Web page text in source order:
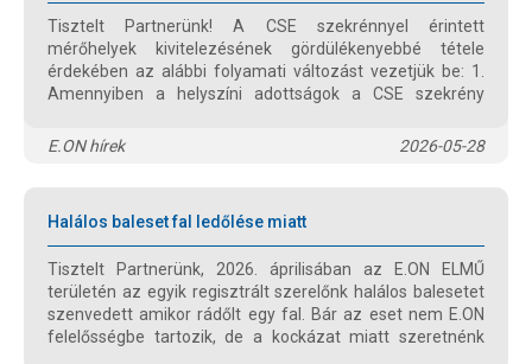
Tisztelt Partnerünk! A CSE szekrénnyel érintett
mérőhelyek kivitelezésének gördülékenyebbé tétele
érdekében az alábbi folyamati változást vezetjük be: 1.
Amennyiben a helyszíni adottságok a CSE szekrény
indítsák el az igénybejelentést. 2. Az igényre kiadott
gépkönyvben leírt technológiai elvárások szigorú
betartása mellet történhet.
E.ON hírek 2026-05-28
Halálos baleset fal ledőlése miatt
Tisztelt Partnerünk, 2026. áprilisában az E.ON ELMŰ
területén az egyik regisztrált szerelőnk halálos balesetet
szenvedett amikor rádőlt egy fal. Bár az eset nem E.ON
felelősségbe tartozik, de a kockázat miatt szeretnénk